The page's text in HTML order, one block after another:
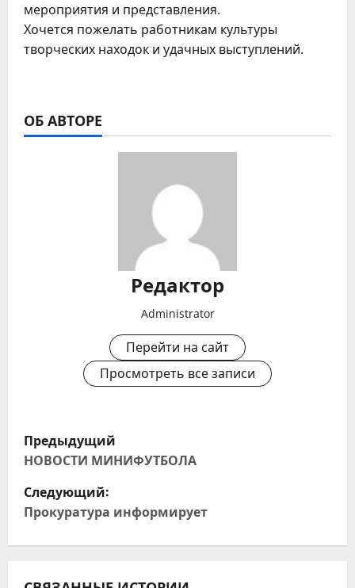
мероприятия и представления.
Хочется пожелать работникам культуры
творческих находок и удачных выступлений.
ОБ АВТОРЕ
Редактор
Administrator
Перейти на сайт
Просмотреть все записи
Н
а
в
Предыдущий
НОВОСТИ МИНИФУТБОЛА
Следующий:
Прокуратура информирует